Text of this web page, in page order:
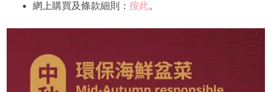
網上購買及條款細則： 按此。